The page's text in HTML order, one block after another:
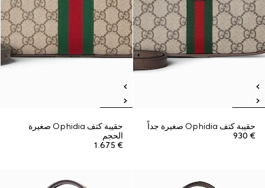
حقيبة كتف Ophidia صغيرة جداً
€ 930
حقيبة كتف Ophidia صغيرة
الحجم
€ 1.675